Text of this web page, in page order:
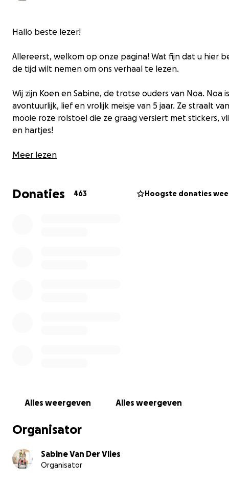
Hallo beste lezer!
Allereerst, welkom op onze pagina! Wat fijn dat u hier
de tijd wilt nemen om ons verhaal te lezen.
Wij zijn Koen en Sabine, de trotse ouders van Noa. Noa
avontuurlijk, lief en vrolijk meisje van 5 jaar. Ze straalt
mooie roze rolstoel die ze graag versiert met stickers,
en hartjes!
Meer lezen
Donaties 463 Hoogste donaties
Alles weergeven Alles weergeven
Organisator
Sabine Van Der Vlies
Organisator